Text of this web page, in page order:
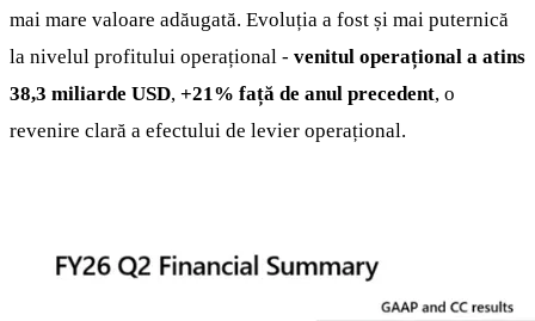
mai mare valoare adăugată. Evoluția a fost și mai puternică
la nivelul profitului operațional - venitul operațional a atins
38,3 miliarde USD, +21% față de anul precedent, o
revenire clară a efectului de levier operațional.